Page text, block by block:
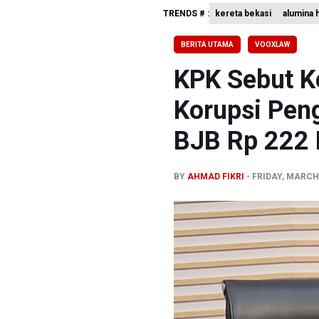
Bank
TRENDS # : kereta bekasi alumina
BERITA UTAMA VOOXLAW
KPK Sebut
Korupsi
BJB Rp
BY AHMAD FIKRI FRIDAY,